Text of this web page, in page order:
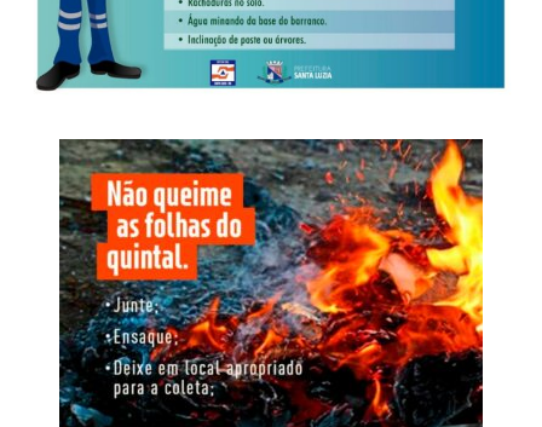
planejamento estratégico até 2030. Em seguida, João
Marcos Ferrari destacou a evolução do portfólio da
companhia, abordando investimentos em pesquisa,
inovação, desenvolvimento de produtos, nutrição vegetal
Ao longo do encontro, também foram apresentados
programas voltados às cooperativas, novas estratégias
de manejo em fungicidas, soluções para pastagens,
avanços na área de herbicidas, além de debates técnicos
que promoveram a troca de experiências entre
especialistas da Nortox e representantes das
cooperativas. A programação contou ainda com palestras
de convidados externos, como o economista Igor Barreto,
do Itaú BBA, que apresentou uma análise do cenário